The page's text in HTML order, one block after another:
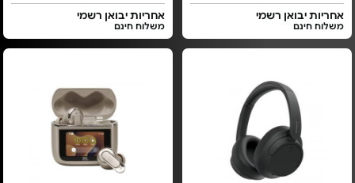
אחריות יבואן רשמי
משלוח חינם
אחריות יבואן רשמי
משלוח חינם